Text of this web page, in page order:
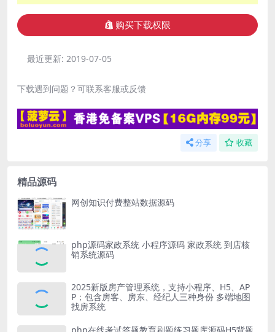
购买下载权限
最近更新: 2019-07-05
下载遇到问题？可联系客服或反馈
分享 收藏
精品源码
网创知识付费整站数据源码
php源码家政系统 小程序源码 家政系统 到店核
销系统源码
2025新版房产管理系统，支持小程序、H5、AP
P；包含房客、房东、经纪人三种身份 多端地图
找房系统
php在线考试答题教育刷题练习题库源码H5背题